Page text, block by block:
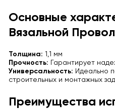
Основные
Вязальной
Толщина: 1,1 мм
Прочность: Гарантирует
Универсальность: Идеально
строительных и монтажных
Преимущества